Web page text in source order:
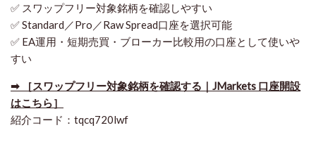
✅ スワップフリー対象銘柄を確認しやすい
✅ Standard／Pro／Raw Spread口座を選択可能
✅ EA運用・短期売買・ブローカー比較用の口座として使いや
すい
➡ ［スワップフリー対象銘柄を確認する｜JMarkets 口座開設
はこちら］
紹介コード：tqcq720lwf